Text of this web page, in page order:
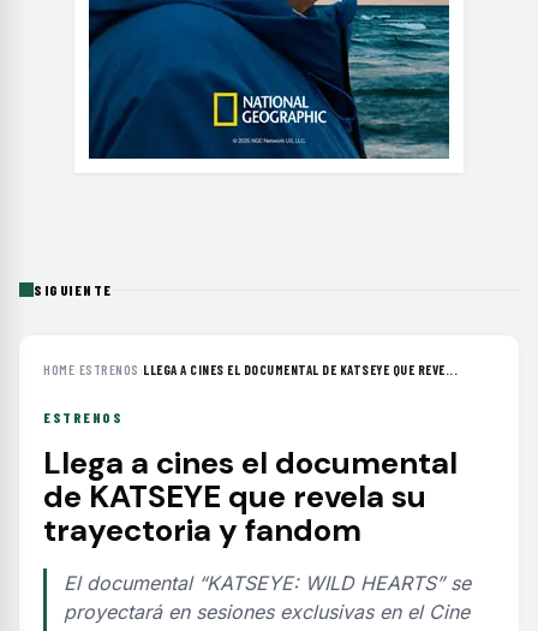
SIGUIENTE
HOME›ESTRENOS ›LLEGA A CINES EL DOCUMENTAL DE KATSEYE QUE REVE...
ESTRENOS
Llega a cines el documental
de KATSEYE que revela su
trayectoria y fandom
El documental “KATSEYE: WILD HEARTS” se
proyectará en sesiones exclusivas en el Cine